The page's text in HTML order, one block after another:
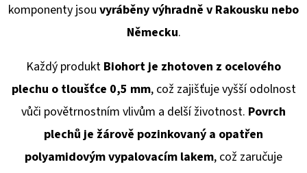
komponenty jsou vyráběny výhradně v Rakousku nebo
Německu.
Každý produkt Biohort je zhotoven z ocelového
plechu o tloušťce 0,5 mm, což zajišťuje vyšší odolnost
vůči povětrnostním vlivům a delší životnost. Povrch
plechů je žárově pozinkovaný a opatřen
polyamidovým vypalovacím lakem, což zaručuje